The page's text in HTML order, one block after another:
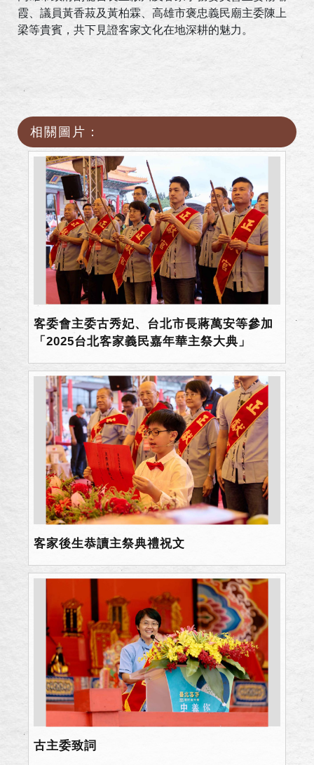
霞、議員黃香菽及黃柏霖、高雄市褒忠義民廟主委陳上
梁等貴賓，共下見證客家文化在地深耕的魅力。
相關圖片：
客委會主委古秀妃、台北市長蔣萬安等參加
「2025台北客家義民嘉年華主祭大典」
客家後生恭讀主祭典禮祝文
古主委致詞